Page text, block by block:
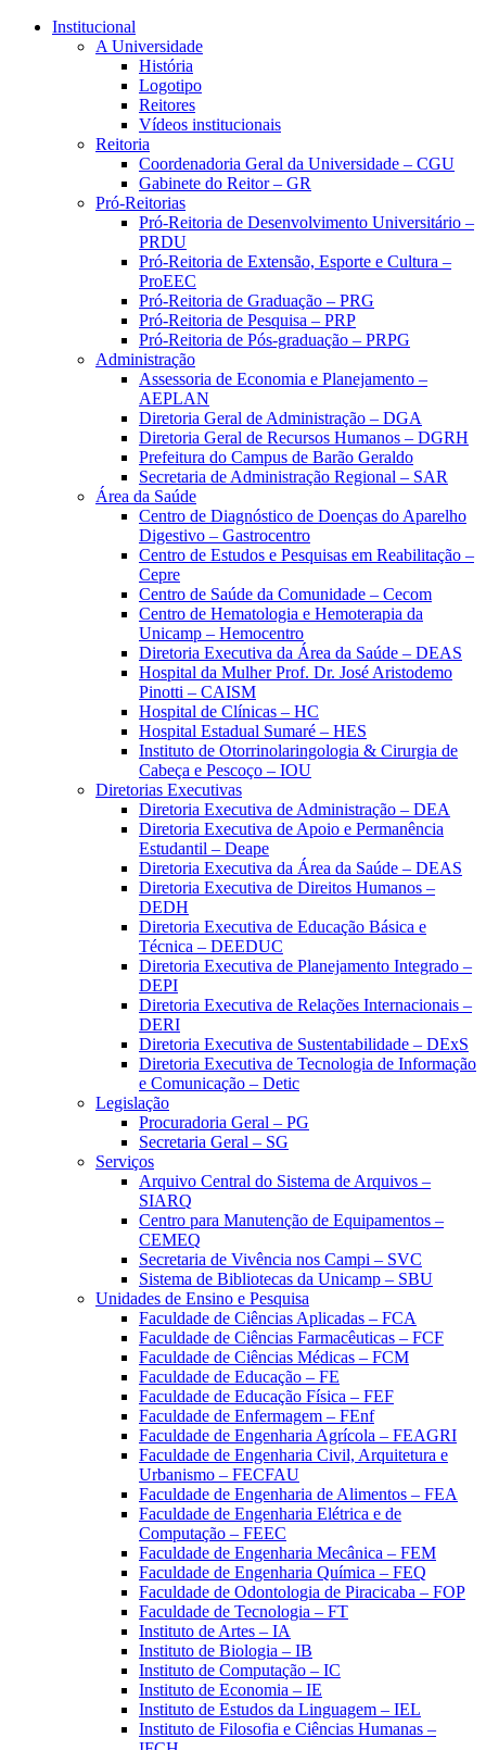
Conteúdo principal
Institucional
A Universidade
História
Logotipo
Reitores
Vídeos institucionais
Reitoria
Coordenadoria Geral da Universidade – CGU
Gabinete do Reitor – GR
Pró-Reitorias
Pró-Reitoria de Desenvolvimento Universitário –
PRDU
Pró-Reitoria de Extensão, Esporte e Cultura –
ProEEC
Pró-Reitoria de Graduação – PRG
Pró-Reitoria de Pesquisa – PRP
Pró-Reitoria de Pós-graduação – PRPG
Administração
Assessoria de Economia e Planejamento –
AEPLAN
Diretoria Geral de Administração – DGA
Diretoria Geral de Recursos Humanos – DGRH
Prefeitura do Campus de Barão Geraldo
Secretaria de Administração Regional – SAR
Área da Saúde
Centro de Diagnóstico de Doenças do Aparelho
Digestivo – Gastrocentro
Centro de Estudos e Pesquisas em Reabilitação –
Cepre
Centro de Saúde da Comunidade – Cecom
Centro de Hematologia e Hemoterapia da
Unicamp – Hemocentro
Diretoria Executiva da Área da Saúde – DEAS
Hospital da Mulher Prof. Dr. José Aristodemo
Pinotti – CAISM
Hospital de Clínicas – HC
Hospital Estadual Sumaré – HES
Instituto de Otorrinolaringologia & Cirurgia de
Cabeça e Pescoço – IOU
Diretorias Executivas
Diretoria Executiva de Administração – DEA
Diretoria Executiva de Apoio e Permanência
Estudantil – Deape
Diretoria Executiva da Área da Saúde – DEAS
Diretoria Executiva de Direitos Humanos –
DEDH
Diretoria Executiva de Educação Básica e
Técnica – DEEDUC
Diretoria Executiva de Planejamento Integrado –
DEPI
Diretoria Executiva de Relações Internacionais –
DERI
Diretoria Executiva de Sustentabilidade – DExS
Diretoria Executiva de Tecnologia de Informação
e Comunicação – Detic
Legislação
Procuradoria Geral – PG
Secretaria Geral – SG
Serviços
Arquivo Central do Sistema de Arquivos –
SIARQ
Centro para Manutenção de Equipamentos –
CEMEQ
Secretaria de Vivência nos Campi – SVC
Sistema de Bibliotecas da Unicamp – SBU
Unidades de Ensino e Pesquisa
Faculdade de Ciências Aplicadas – FCA
Faculdade de Ciências Farmacêuticas – FCF
Faculdade de Ciências Médicas – FCM
Faculdade de Educação – FE
Faculdade de Educação Física – FEF
Faculdade de Enfermagem – FEnf
Faculdade de Engenharia Agrícola – FEAGRI
Faculdade de Engenharia Civil, Arquitetura e
Urbanismo – FECFAU
Faculdade de Engenharia de Alimentos – FEA
Faculdade de Engenharia Elétrica e de
Computação – FEEC
Faculdade de Engenharia Mecânica – FEM
Faculdade de Engenharia Química – FEQ
Faculdade de Odontologia de Piracicaba – FOP
Faculdade de Tecnologia – FT
Instituto de Artes – IA
Instituto de Biologia – IB
Instituto de Computação – IC
Instituto de Economia – IE
Instituto de Estudos da Linguagem – IEL
Instituto de Filosofia e Ciências Humanas –